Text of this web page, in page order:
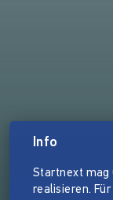
Info
Startnext mag
realisieren.